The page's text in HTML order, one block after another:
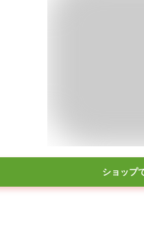
ショップ